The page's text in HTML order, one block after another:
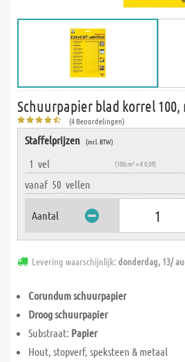
Schuurpapier blad korrel 100,
(4 Beoordelingen)
Staffelprijzen (incl. BTW)
1 vel (100cm² = € 0,09)
vanaf 50 vellen
Aantal
Levering waarschijnlijk:donderdag, 13/
Corundum schuurpapier
Droog schuurpapier
Substraat: Papier
Hout, stopverf, speksteen & metaal